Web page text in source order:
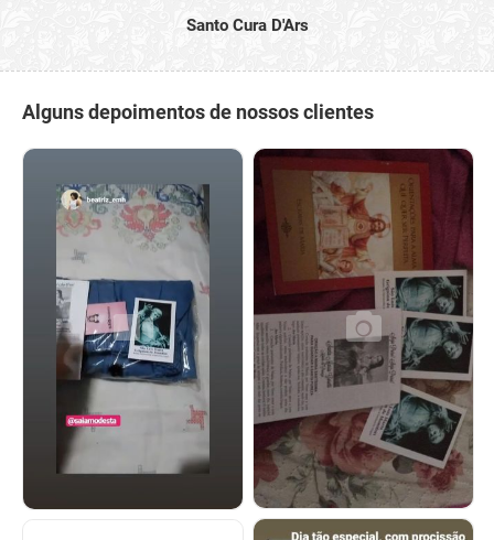
Santo Cura D'Ars
Alguns depoimentos de nossos clientes